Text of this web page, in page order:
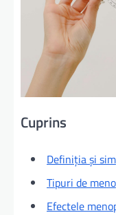
Cuprins
Definiția și
Tipuri de
Efectele